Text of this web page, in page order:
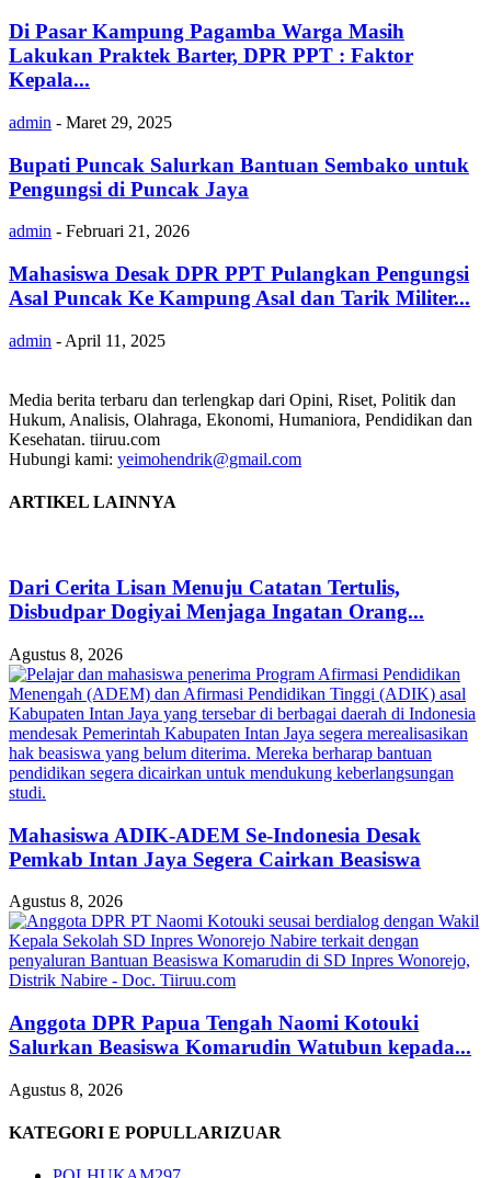
Di Pasar Kampung Pagamba Warga Masih
Lakukan Praktek Barter, DPR PPT : Faktor
Kepala...
admin - Maret 29, 2025
Bupati Puncak Salurkan Bantuan Sembako untuk
Pengungsi di Puncak Jaya
admin - Februari 21, 2026
Mahasiswa Desak DPR PPT Pulangkan Pengungsi
Asal Puncak Ke Kampung Asal dan Tarik Militer...
admin - April 11, 2025
Media berita terbaru dan terlengkap dari Opini, Riset, Politik dan
Hukum, Analisis, Olahraga, Ekonomi, Humaniora, Pendidikan dan
Kesehatan. tiiruu.com
Hubungi kami: yeimohendrik@gmail.com
ARTIKEL LAINNYA
Dari Cerita Lisan Menuju Catatan Tertulis,
Disbudpar Dogiyai Menjaga Ingatan Orang...
Agustus 8, 2026
Mahasiswa ADIK-ADEM Se-Indonesia Desak
Pemkab Intan Jaya Segera Cairkan Beasiswa
Agustus 8, 2026
Anggota DPR Papua Tengah Naomi Kotouki
Salurkan Beasiswa Komarudin Watubun kepada...
Agustus 8, 2026
KATEGORI E POPULLARIZUAR